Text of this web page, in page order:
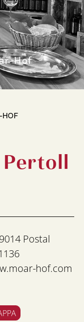
Hof
HOF
Postal
hof.com